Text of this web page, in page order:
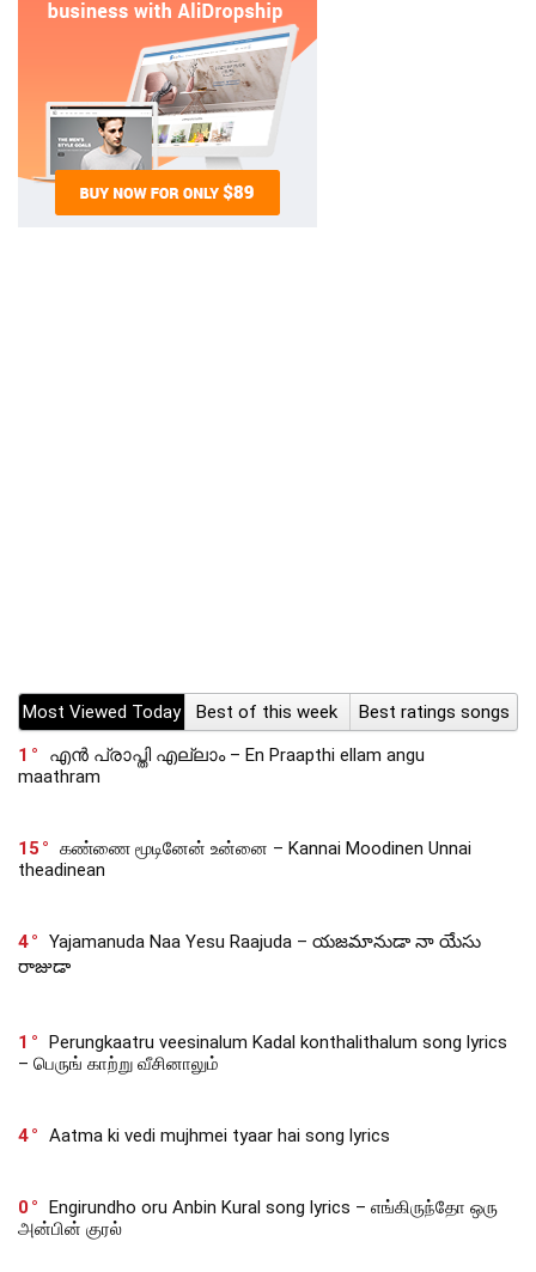
Most Viewed Today Best of this week
Best ratings songs
1
എൻ പ്രാപ്തി എല്ലാം – En Praapthi ellam angu
maathram
15
கண்ணை மூடினேன் உன்னை – Kannai Moodinen Unnai
theadinean
4
Yajamanuda Naa Yesu Raajuda – యజమానుడా నా యేసు
రాజుడా
1
Perungkaatru veesinalum Kadal konthalithalum song lyrics
– பெருங் காற்று வீசினாலும்
4 Aatma ki vedi mujhmei tyaar hai song lyrics
0
Engirundho oru Anbin Kural song lyrics – எங்கிருந்தோ ஒரு
அன்பின் குரல்